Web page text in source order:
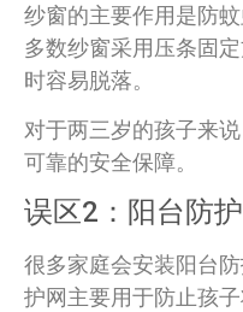
纱窗的主要作用是防
多数纱窗采用压条固
时容易脱落。
对于两三岁的孩子来
可靠的安全保障。
误区2：阳台防
很多家庭会安装阳台
护网主要用于防止孩